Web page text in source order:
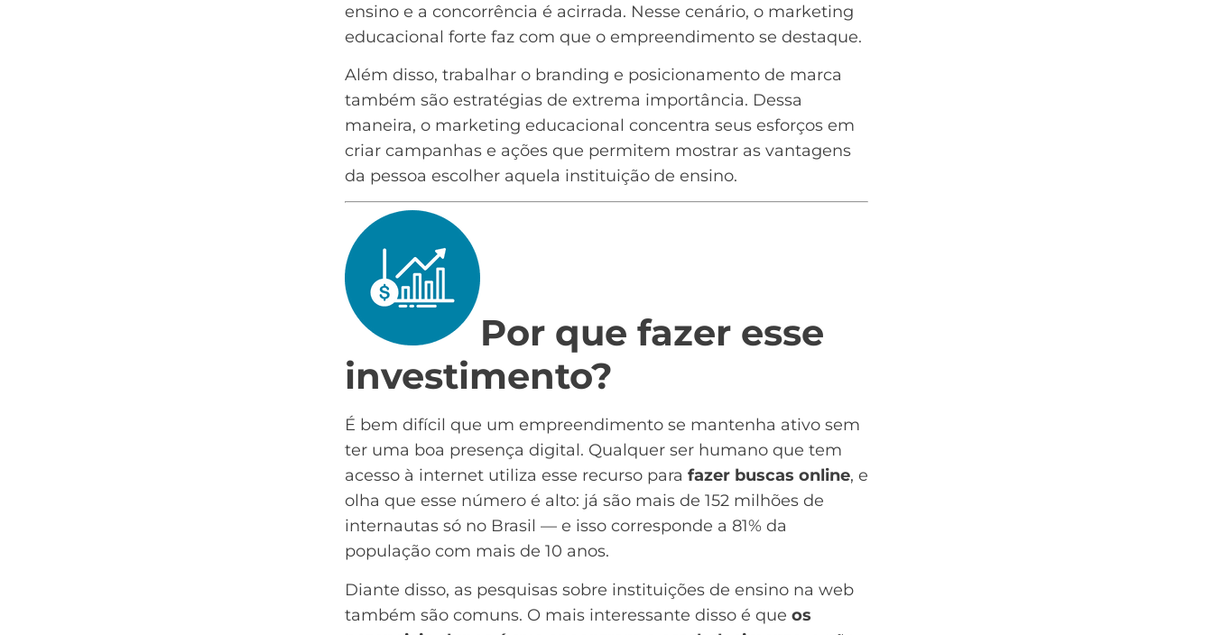
ensino e a concorrência é acirrada. Nesse cenário, o marketing
educacional forte faz com que o empreendimento se destaque.
Além disso, trabalhar o branding e posicionamento de marca
também são estratégias de extrema importância. Dessa
maneira, o marketing educacional concentra seus esforços em
criar campanhas e ações que permitem mostrar as vantagens
da pessoa escolher aquela instituição de ensino.
Por que fazer esse
investimento?
É bem difícil que um empreendimento se mantenha ativo sem
ter uma boa presença digital. Qualquer ser humano que tem
acesso à internet utiliza esse recurso para fazer buscas online, e
olha que esse número é alto: já são mais de 152 milhões de
internautas só no Brasil — e isso corresponde a 81% da
população com mais de 10 anos.
Diante disso, as pesquisas sobre instituições de ensino na web
também são comuns. O mais interessante disso é que os